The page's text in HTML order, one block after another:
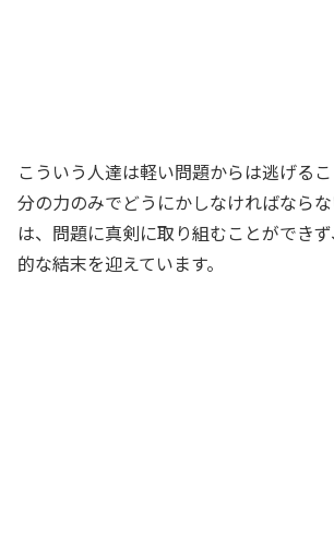
こういう人達は軽い問題からは逃げる
分の力のみでどうにかしなければなら
は、問題に真剣に取り組むことができ
的な結末を迎えています。